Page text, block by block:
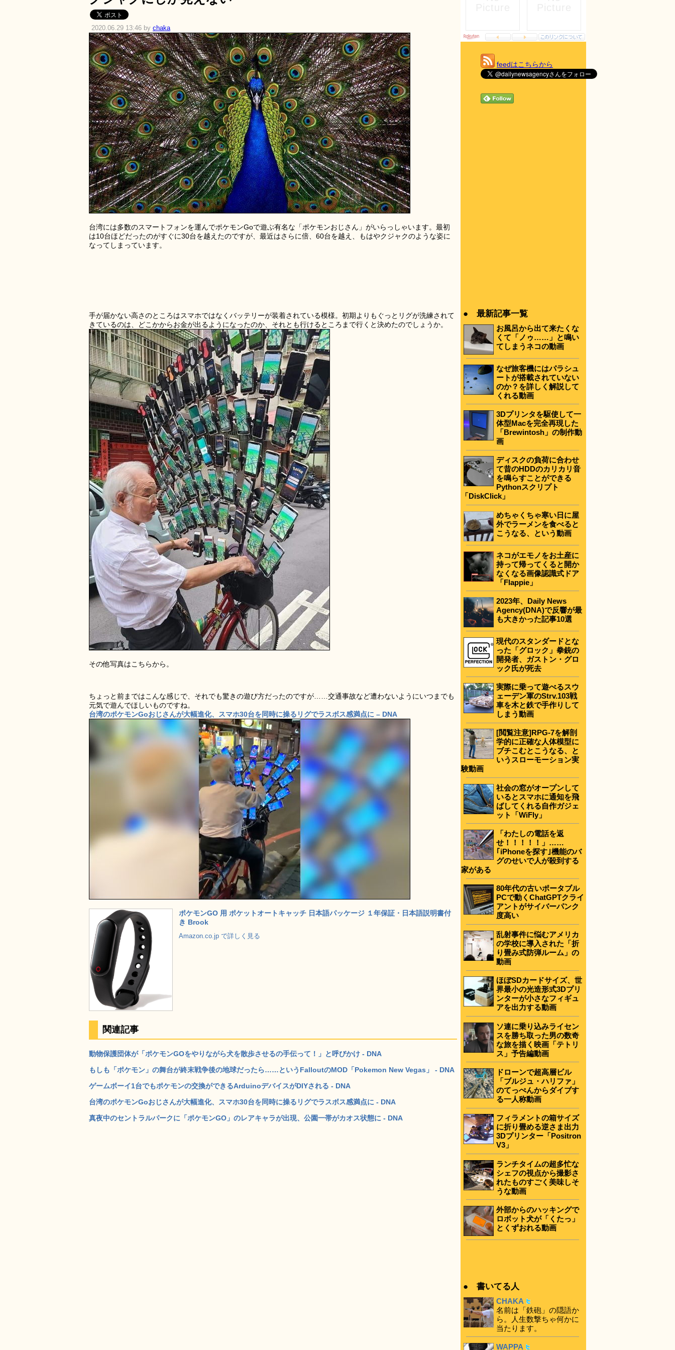
2020.06.29 13:46 by chaka
台湾には多数のスマートフォンを運んでポケモンGoで遊ぶ有名な「ポケモンおじさん」がいらっしゃいます。最初
は10台ほどだったのがすぐに30台を越えたのですが、最近はさらに倍、60台を越え、もはやクジャクのような姿に
なってしまっています。
手が届かない高さのところはスマホではなくバッテリーが装着されている模様。初期よりもぐっとリグが洗練されて
きているのは、どこかからお金が出るようになったのか、それとも行けるところまで行くと決めたのでしょうか。
その他写真はこちらから。
ちょっと前まではこんな感じで、それでも驚きの遊び方だったのですが……交通事故など遭わないようにいつまでも
元気で遊んでほしいものですね。
台湾のポケモンGoおじさんが大幅進化、スマホ30台を同時に操るリグでラスボス感満点に – DNA
ポケモンGO 用 ポケットオートキャッチ 日本語パッケージ １年保証・日本語説明書付
き Brook
Amazon.co.jp で詳しく見る
関連記事
動物保護団体が「ポケモンGOをやりながら犬を散歩させるの手伝って！」と呼びかけ - DNA
もしも「ポケモン」の舞台が終末戦争後の地球だったら……というFalloutのMOD「Pokemon New Vegas」 - DNA
ゲームボーイ1台でもポケモンの交換ができるArduinoデバイスがDIYされる - DNA
台湾のポケモンGoおじさんが大幅進化、スマホ30台を同時に操るリグでラスボス感満点に - DNA
真夜中のセントラルパークに「ポケモンGO」のレアキャラが出現、公園一帯がカオス状態に - DNA
feedはこちらから
● 最新記事一覧
お風呂から出て来たくな
くて「ノゥ……」と鳴い
てしまうネコの動画
なぜ旅客機にはパラシュ
ートが搭載されていない
のか？を詳しく解説して
くれる動画
3Dプリンタを駆使して一
体型Macを完全再現した
「Brewintosh」の制作動
画
ディスクの負荷に合わせ
て昔のHDDのカリカリ音
を鳴らすことができる
Pythonスクリプト
「DiskClick」
めちゃくちゃ寒い日に屋
外でラーメンを食べると
こうなる、という動画
ネコがエモノをお土産に
持って帰ってくると開か
なくなる画像認識式ドア
「Flappie」
2023年、Daily News
Agency(DNA)で反響が最
も大きかった記事10選
現代のスタンダードとな
った「グロック」拳銃の
開発者、ガストン・グロ
ック氏が死去
実際に乗って遊べるスウ
ェーデン軍のStrv.103戦
車を木と鉄で手作りして
しまう動画
[閲覧注意]RPG-7を解剖
学的に正確な人体模型に
ブチこむとこうなる、と
いうスローモーション実
験動画
社会の窓がオープンして
いるとスマホに通知を飛
ばしてくれる自作ガジェ
ット「WiFly」
「わたしの電話を返
せ！！！！！」……
｢iPhoneを探す｣機能のバ
グのせいで人が殺到する
家がある
80年代の古いポータブル
PCで動くChatGPTクライ
アントがサイバーパンク
度高い
乱射事件に悩むアメリカ
の学校に導入された「折
り畳み式防弾ルーム」の
動画
ほぼSDカードサイズ、世
界最小の光造形式3Dプリ
ンターが小さなフィギュ
アを出力する動画
ソ連に乗り込みライセン
スを勝ち取った男の数奇
な旅を描く映画「テトリ
ス」予告編動画
ドローンで超高層ビル
「ブルジュ・ハリファ」
のてっぺんからダイブす
る一人称動画
フィラメントの箱サイズ
に折り畳める逆さま出力
3Dプリンター「Positron
V3」
ランチタイムの超多忙な
シェフの視点から撮影さ
れたものすごく美味しそ
うな動画
外部からのハッキングで
ロボット犬が「くたっ」
とくずおれる動画
● 書いてる人
CHAKA
名前は「鉄砲」の隠語か
ら。人生数撃ちゃ何かに
当たります。
WAPPA